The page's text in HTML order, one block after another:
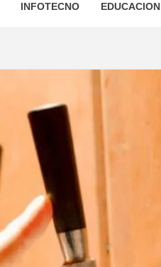
INFOTECNO EDUCACION